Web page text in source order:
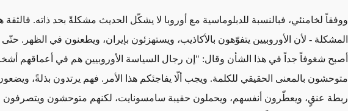
ووفقاً لخامنئي، فبالنسبة للدبلوماسية مع أوروبا لا يشكّل الحديث مشكلةً بحد ذاته. فالثقة
المشكلة - لأن الأوروبيين يتفوّهون بالأكاذيب، ويستهزئون بإيران، ويطعنون في الظهر. حتّى
أصبح شغوفاً جداً في هذا الشأن وقال: "إن رجال السياسة الأوروبيين هم في أعماقهم
متوحشون بالمعنى الحقيقي للكلمة. ويجب ألّا يفاجئكم هذا الأمر. فهم يرتدون بذلةً،
ربطة عنقٍ، ويعطّرون أنفسهم، ويحملون حقيبة سامسونايت، لكنهم متوحشون ويتصرفون